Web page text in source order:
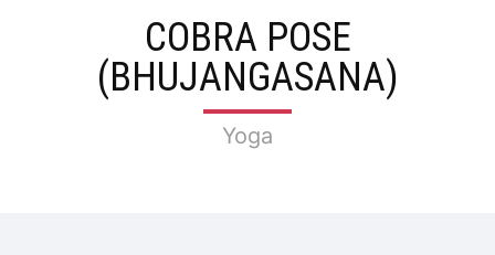
COBRA POSE
(BHUJANGASANA)
Yoga